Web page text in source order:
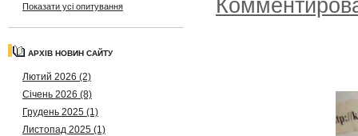
Показати усі опитування
АРХІВ НОВИН САЙТУ
Лютий 2026 (2)
Січень 2026 (8)
Грудень 2025 (1)
Листопад 2025 (1)